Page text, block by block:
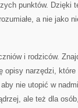
punktów. Dzięki
a nie jako
i rodziców.
narzędzi, które
nie utopić w
ale też dla